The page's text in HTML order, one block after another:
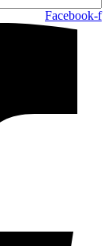
Facebook-f